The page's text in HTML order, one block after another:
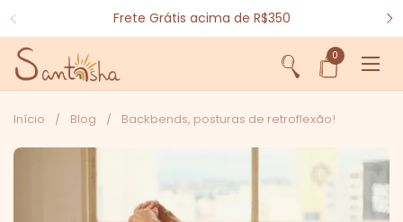
Ir para o conteúdoFrete Grátis acima de R$350
Abrir sacola
0
Início / Blog / Backbends, posturas de retroflexão!